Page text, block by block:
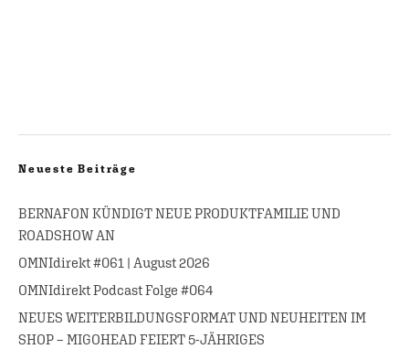
Neueste Beiträge
BERNAFON KÜNDIGT NEUE PRODUKTFAMILIE UND
ROADSHOW AN
OMNIdirekt #061 | August 2026
OMNIdirekt Podcast Folge #064
NEUES WEITERBILDUNGSFORMAT UND NEUHEITEN IM
SHOP – MIGOHEAD FEIERT 5-JÄHRIGES